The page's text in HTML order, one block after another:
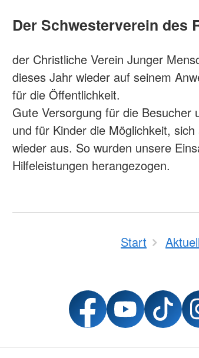
Der Schwesterverein des
der Christliche Verein Junger
dieses Jahr wieder auf seinem
für die Öffentlichkeit.
Gute Versorgung für die Besucher
und für Kinder die Möglichkeit,
wieder aus. So wurden unsere
Hilfeleistungen herangezogen.
Start